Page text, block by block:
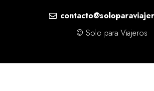
© Solo para Viajeros